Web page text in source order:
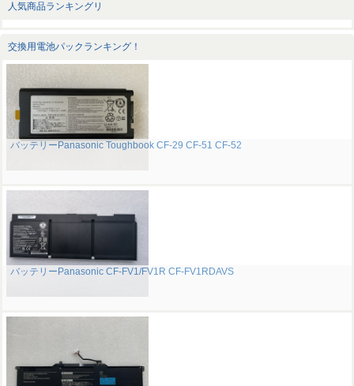
人気商品ランキングリ
交換用電池パックランキング！
バッテリーPanasonic Toughbook CF-29 CF-51 CF-52
バッテリーPanasonic CF-FV1/FV1R CF-FV1RDAVS